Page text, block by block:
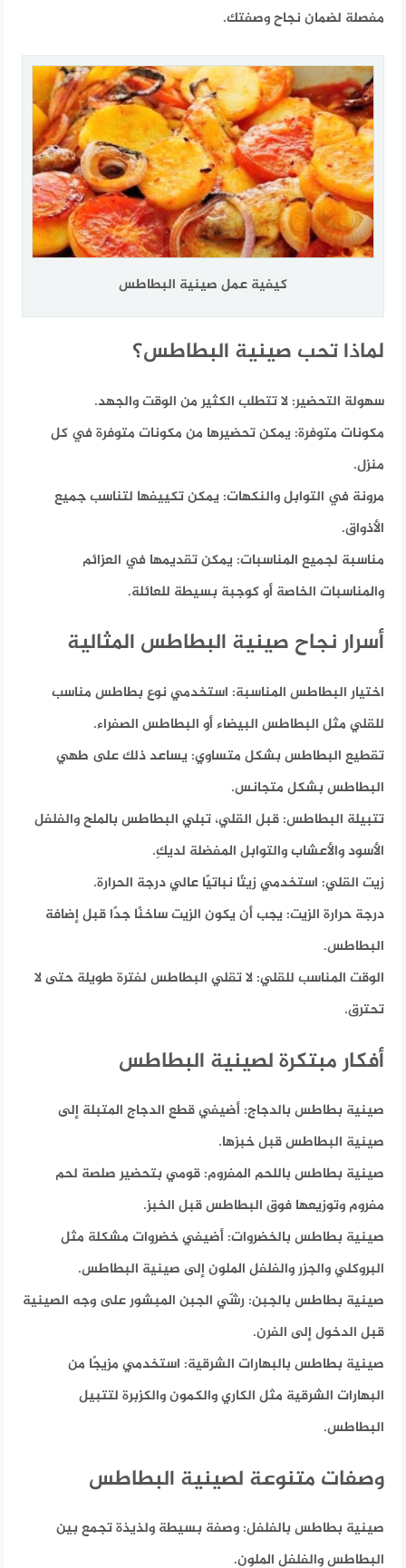
مفصلة لضمان نجاح وصفتك.
كيفية عمل صينية البطاطس
لماذا تحب صينية البطاطس؟
سهولة التحضير: لا تتطلب الكثير من الوقت والجهد.
مكونات متوفرة: يمكن تحضيرها من مكونات متوفرة في كل
منزل.
مرونة في التوابل والنكهات: يمكن تكييفها لتناسب جميع
الأذواق.
مناسبة لجميع المناسبات: يمكن تقديمها في العزائم
والمناسبات الخاصة أو كوجبة بسيطة للعائلة.
أسرار نجاح صينية البطاطس المثالية
اختيار البطاطس المناسبة: استخدمي نوع بطاطس مناسب
للقلي مثل البطاطس البيضاء أو البطاطس الصفراء.
تقطيع البطاطس بشكل متساوي: يساعد ذلك على طهي
البطاطس بشكل متجانس.
تتبيلة البطاطس: قبل القلي، تبلي البطاطس بالملح والفلفل
الأسود والأعشاب والتوابل المفضلة لديكِ.
زيت القلي: استخدمي زيتًا نباتيًا عالي درجة الحرارة.
درجة حرارة الزيت: يجب أن يكون الزيت ساخنًا جدًا قبل إضافة
البطاطس.
الوقت المناسب للقلي: لا تقلي البطاطس لفترة طويلة حتى لا
تحترق.
أفكار مبتكرة لصينية البطاطس
صينية بطاطس بالدجاج: أضيفي قطع الدجاج المتبلة إلى
صينية البطاطس قبل خبزها.
صينية بطاطس باللحم المفروم: قومي بتحضير صلصة لحم
مفروم وتوزيعها فوق البطاطس قبل الخبز.
صينية بطاطس بالخضروات: أضيفي خضروات مشكلة مثل
البروكلي والجزر والفلفل الملون إلى صينية البطاطس.
صينية بطاطس بالجبن: رشّي الجبن المبشور على وجه الصينية
قبل الدخول إلى الفرن.
صينية بطاطس بالبهارات الشرقية: استخدمي مزيجًا من
البهارات الشرقية مثل الكاري والكمون والكزبرة لتتبيل
البطاطس.
وصفات متنوعة لصينية البطاطس
صينية بطاطس بالفلفل: وصفة بسيطة ولذيذة تجمع بين
البطاطس والفلفل الملون.